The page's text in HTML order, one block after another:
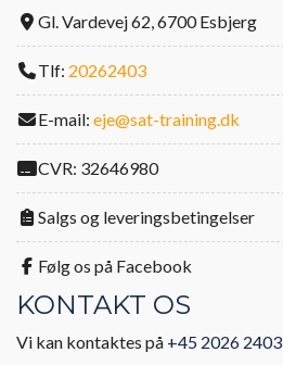
Gl. Vardevej 62, 6700 Esbjerg
Tlf: 20262403
E-mail: eje@sat-training.dk
CVR: 32646980
Salgs og leveringsbetingelser
Følg os på Facebook
KONTAKT OS
Vi kan kontaktes på +45 2026 2403